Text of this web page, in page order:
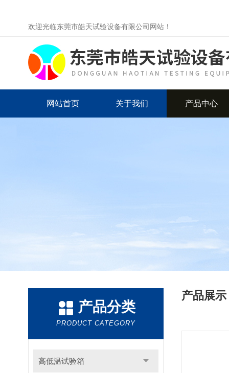
欢迎光临东莞市皓天试验设备有限公司网站！
网站首页 关于我们 产品中心
产品分类
PRODUCT CATEGORY
高低温试验箱
产品展示